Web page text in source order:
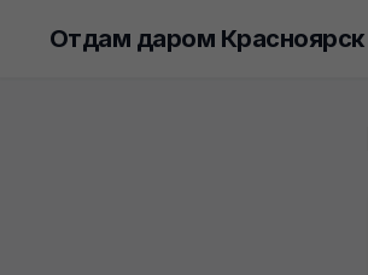
Отдам даром Красноярск